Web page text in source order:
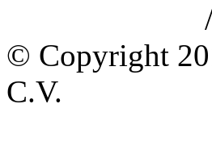
© Copyright
C.V.